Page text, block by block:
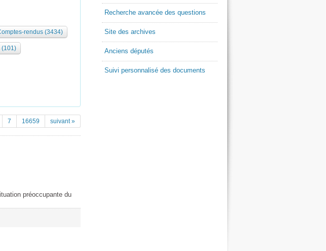
rendus (3434)
(101)
7 16659 suivant »
préoccupante du
Recherche avancée des questions
Site des archives
Anciens députés
Suivi personnalisé des documents